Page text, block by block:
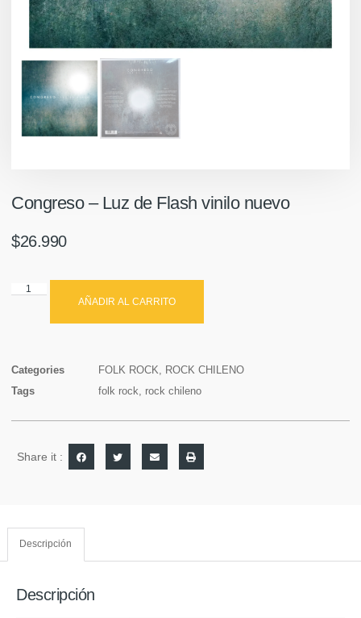
Congreso – Luz de Flash vinilo nuevo
$26.990
AÑADIR AL CARRITO
Categories FOLK ROCK
ROCK CHILENO
Tags
folk rock rock chileno
Share it :
Descripción
Descripción